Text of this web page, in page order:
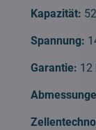
Kapazität:
Spannung:
Garantie: 12